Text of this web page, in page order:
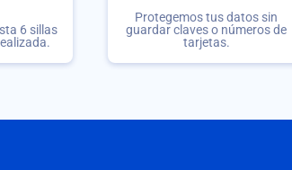
6 sillas
Protegemos tus datos sin
guardar claves o números de
tarjetas.